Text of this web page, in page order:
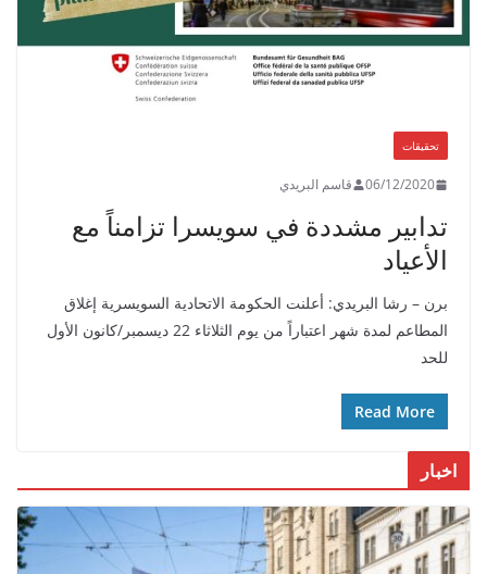
تحقيقات
06/12/2020 قاسم البريدي
تدابير مشددة في سويسرا تزامناً مع
الأعياد
برن – رشا البريدي: أعلنت الحكومة الاتحادية السويسرية إغلاق
المطاعم لمدة شهر اعتباراً من يوم الثلاثاء 22 ديسمبر/كانون الأول
للحد
Read More
اخبار